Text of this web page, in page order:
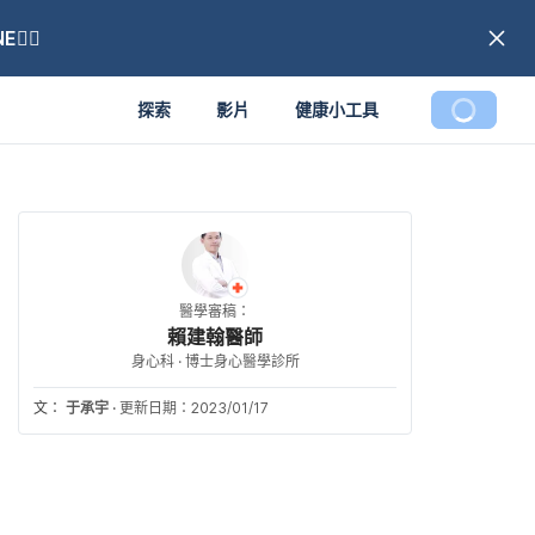
探索 影片 健康小工具
醫學審稿：
賴建翰醫師
身心科 · 博士身心醫學診所
文： 于承宇 · 更新日期：2023/01/17